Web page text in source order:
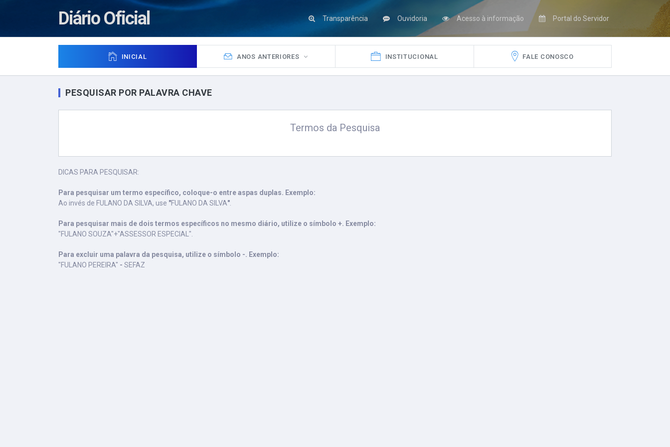
Diário Oficial Transparência Ouvidoria Acesso à informação Portal do Servidor
INICIAL ANOS ANTERIORES INSTITUCIONAL FALE CONOSCO
PESQUISAR POR PALAVRA CHAVE
Termos da Pesquisa
DICAS PARA PESQUISAR:
Para pesquisar um termo específico, coloque-o entre aspas duplas. Exemplo:
Ao invés de FULANO DA SILVA, use "FULANO DA SILVA"
Para pesquisar mais de dois termos específicos no mesmo diário, utilize o símbolo +. Exemplo:
"FULANO SOUZA"+"ASSESSOR ESPECIAL".
Para excluir uma palavra da pesquisa, utilize o símbolo -. Exemplo:
"FULANO PEREIRA" - SEFAZ